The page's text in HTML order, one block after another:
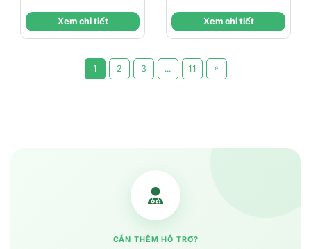
Cường Hấp Thụ
Dưỡng Chất
Xem chi tiết
Dưỡng Chất Thẩm
Thấu
Xem chi tiết
1 2 3 ... 11 »
CẦN THÊM HỖ TRỢ?